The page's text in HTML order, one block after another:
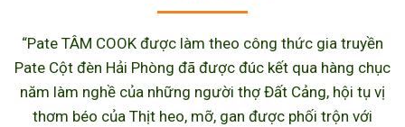
“Pate TÂM COOK được làm theo công thức gia truyền
Pate Cột đèn Hải Phòng đã được đúc kết qua hàng chục
năm làm nghề của những người thợ Đất Cảng, hội tụ vị
thơm béo của Thịt heo, mỡ, gan được phối trộn với